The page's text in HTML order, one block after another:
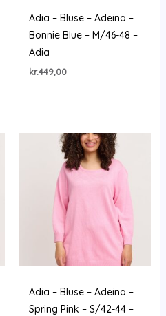
Adia – Bluse – Adeina –
Bonnie Blue – M/46-48 –
Adia
kr.449,00
Adia – Bluse – Adeina –
Spring Pink – S/42-44 –